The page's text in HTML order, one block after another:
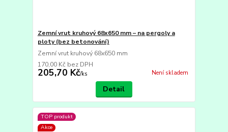
Zemní vrut kruhový 68x650 mm – na pergoly a
ploty (bez betonování)
Zemní vrut kruhový 68x650 mm
205,70 Kč/ks
170,00 Kč bez DPH
Není skladem
Detail
TOP produkt
Akce